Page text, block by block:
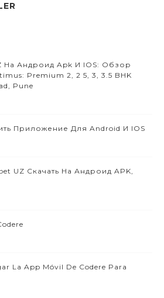
На Андроид Apk И IOS: Обзор
Premium 2, 2 5, 3, 3.5 BHK
Pune
Приложение Для Android И IOS
UZ Скачать На Андроид APK,
La App Móvil De Codere Para